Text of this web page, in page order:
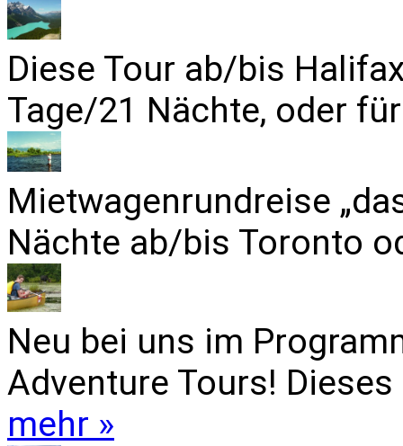
Diese Tour ab/bis
Tage/21 Nächte, oder
Mietwagenrundreise
Nächte ab/bis Toronto
Neu bei uns im
Adventure Tours!
mehr »